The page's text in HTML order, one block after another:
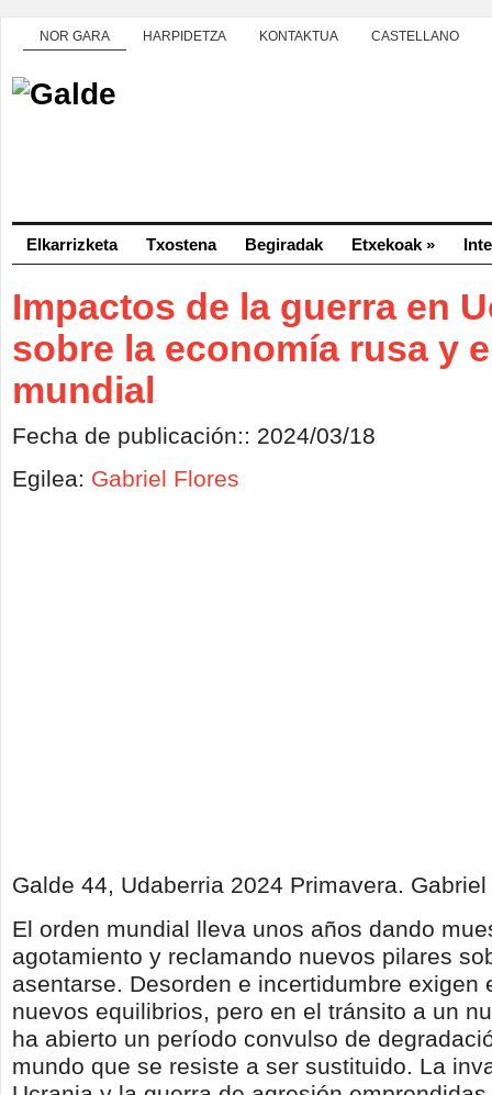
NOR GARA HARPIDETZA KONTAKTUA CASTELLANO
Elkarrizketa Txostena Begiradak Etxekoak »
Impactos de la guerra en
sobre la economía rusa y
mundial
Fecha de publicación:: 2024/03/18
Egilea: Gabriel Flores
Galde 44, Udaberria 2024 Primavera.
El orden mundial lleva unos años dando
agotamiento y reclamando nuevos pilares
asentarse. Desorden e incertidumbre exigen
nuevos equilibrios, pero en el tránsito a un
ha abierto un período convulso de
mundo que se resiste a ser sustituido. La